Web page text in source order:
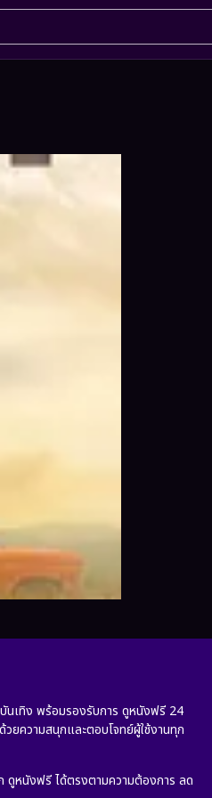
นเทิง พร้อมรองรับการ ดูหนังฟรี 24
ยความสนุกและตอบโจทย์ผู้ใช้งานทุก
ดูหนังฟรี ได้ตรงตามความต้องการ ลด